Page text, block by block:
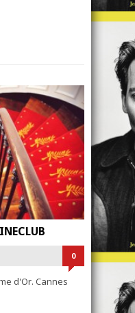
0
d'Or. Cannes